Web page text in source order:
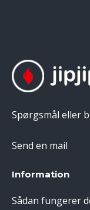
Spørgsmål eller
Send en mail
Information
Sådan fungerer